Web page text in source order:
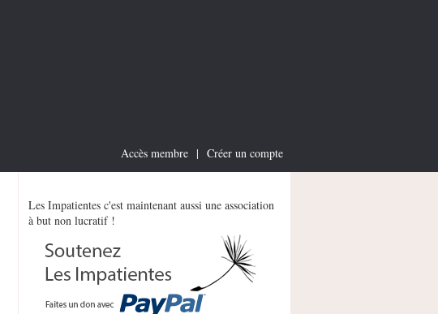
Accès membre | Créer un compte
Les Impatientes c'est maintenant aussi une association
à but non lucratif !